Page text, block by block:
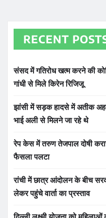
RECENT
संसद में गतिरोध खत्म करने की
गांधी से मिले किरेन रिजिजू
झांसी में सड़क हादसे में अतीक
भाई अली से मिलने जा रहे थे
रेप केस में तरुण तेजपाल दोषी
फैसला पलटा
रांची में छात्र आंदोलन के बीच
लेकर पहुंचे वार्ता का प्रस्ताव